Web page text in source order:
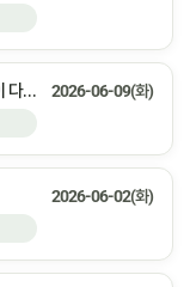
[배송 안내] 두레생협 28주년 창립제 기간, 배송이 다소 늦어질 수 있습니다 2026-06-09(화)
2026-06-02(화)